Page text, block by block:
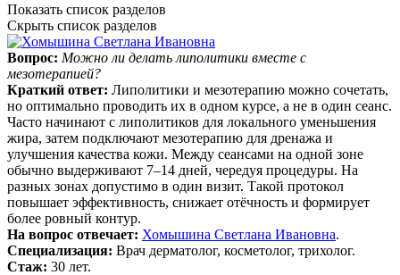
Показать список разделов
Скрыть список разделов
Вопрос: Можно ли делать липолитики вместе с
мезотерапией?
Краткий ответ: Липолитики и мезотерапию можно сочетать,
но оптимально проводить их в одном курсе, а не в один сеанс.
Часто начинают с липолитиков для локального уменьшения
жира, затем подключают мезотерапию для дренажа и
улучшения качества кожи. Между сеансами на одной зоне
обычно выдерживают 7–14 дней, чередуя процедуры. На
разных зонах допустимо в один визит. Такой протокол
повышает эффективность, снижает отёчность и формирует
более ровный контур.
На вопрос отвечает: Хомышина Светлана Ивановна.
Специализация: Врач дерматолог, косметолог, трихолог.
Стаж: 30 лет.